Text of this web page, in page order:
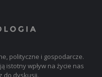
polityczne i gospodarcze.
istotny wpływ na życie nas
do dyskusji.